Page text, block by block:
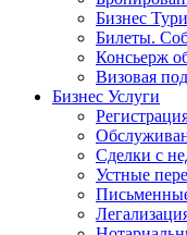
Бизнес
Билеты.
Консьерж
Визовая
Бизнес Услуги
Сделки с
Устные